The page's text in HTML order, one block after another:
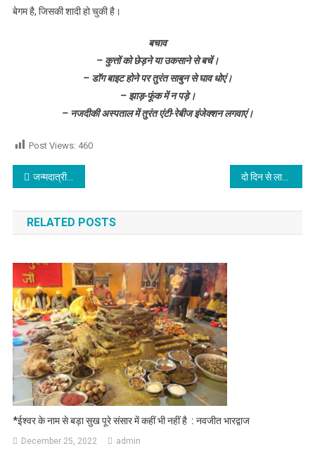
बेगम है, जिसकी शादी हो चुकी है।
बचाव
– कुत्तों को छेड़ने या उकसाने से बचें।
– डॉग बाइट होने पर तुरंत साबुन से घाव धोएं।
– झाड़-फूंक में न पड़े।
– नजदीकी अस्पताल में तुरंत एंटी-रेबीज इंजेक्शन लगवाएं।
Post Views: 460
Post navigation
जन्मदात्री की तरह जन्मभूमि का स्थान भी श्रेष्ठ : नवजीत भारद्वाज दो दिन से लापता थी टीचर, स्कूल से नहीं पहुंची थी घर, जब मिली तो उसे देख उड़े सब होश, पढ़े
RELATED POSTS
*ईश्वर के नाम से बड़ा सुख पूरे संसार में कहीं भी नहीं है : नवजीत भारद्वाज
December 25, 2022 admin